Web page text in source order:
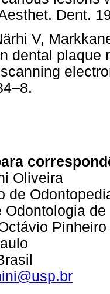
Dent.
V,
dental plaque
Oliveira
de
Odontologia